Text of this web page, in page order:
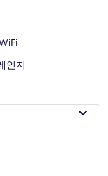
air SPA)) | 스파
인지